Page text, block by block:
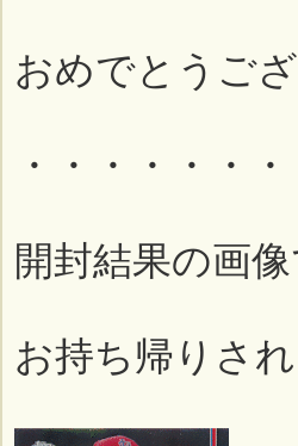
おめでとうご
・・・・・・
開封結果の画
お持ち帰りさ